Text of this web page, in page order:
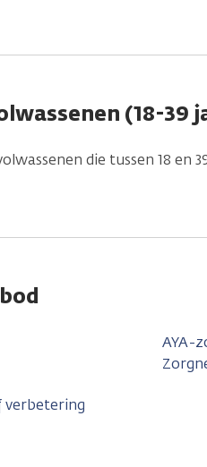
(18-39
die tussen 18 en
verbetering
AYA-